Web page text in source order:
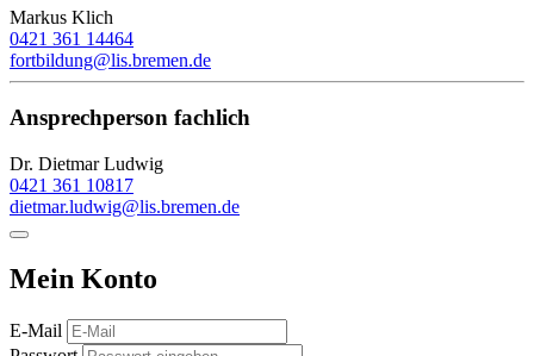
Markus Klich
0421 361 14464
fortbildung@lis.bremen.de
Ansprechperson fachlich
Dr. Dietmar Ludwig
0421 361 10817
dietmar.ludwig@lis.bremen.de
Mein Konto
E-Mail